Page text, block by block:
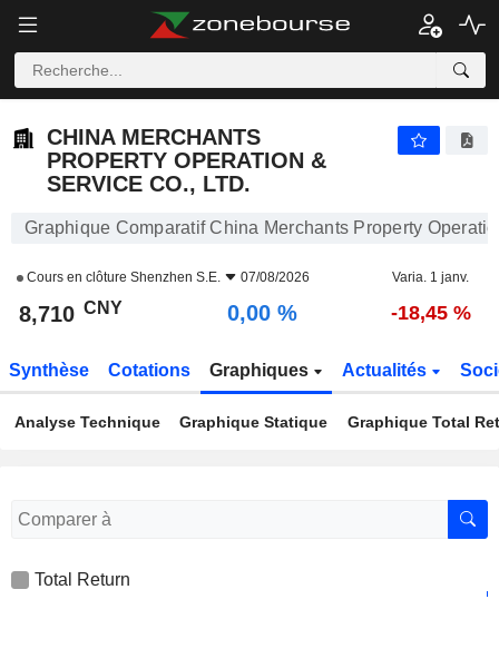
CHINA MERCHANTS
PROPERTY OPERATION &
SERVICE CO., LTD.
Graphique Comparatif China Merchants Property
Cours en clôture Shenzhen S.E. 07/08/2026 Varia. 1 janv.
8,710 CNY 0,00 % -18,45 %
Synthèse Cotations Graphiques Actualités
Analyse Technique Graphique Statique Graphique Total
Total Return